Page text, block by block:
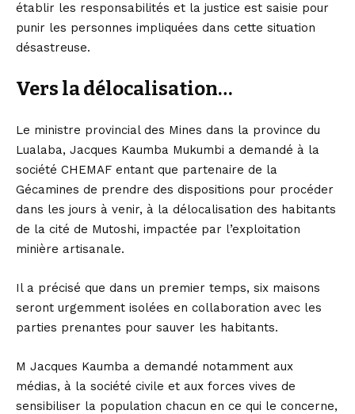
établir les responsabilités et la justice est saisie pour
punir les personnes impliquées dans cette situation
désastreuse.
Vers la délocalisation…
Le ministre provincial des Mines dans la province du
Lualaba, Jacques Kaumba Mukumbi a demandé à la
société CHEMAF entant que partenaire de la
Gécamines de prendre des dispositions pour procéder
dans les jours à venir, à la délocalisation des habitants
de la cité de Mutoshi, impactée par l’exploitation
minière artisanale.
Il a précisé que dans un premier temps, six maisons
seront urgemment isolées en collaboration avec les
parties prenantes pour sauver les habitants.
M Jacques Kaumba a demandé notamment aux
médias, à la société civile et aux forces vives de
sensibiliser la population chacun en ce qui le concerne,